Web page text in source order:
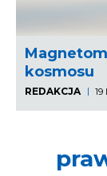
kosmosu
REDAKCJA 19